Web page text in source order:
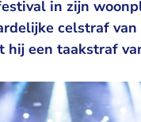
in zijn
celstraf van
hij een taakstraf